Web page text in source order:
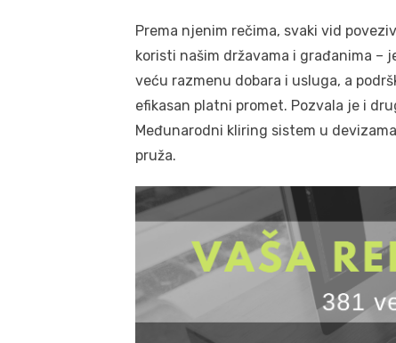
Prema njenim rečima, svaki vid
koristi našim državama i građanima
veću razmenu dobara i usluga, a
efikasan platni promet. Pozvala je i
Međunarodni kliring sistem u
pruža.